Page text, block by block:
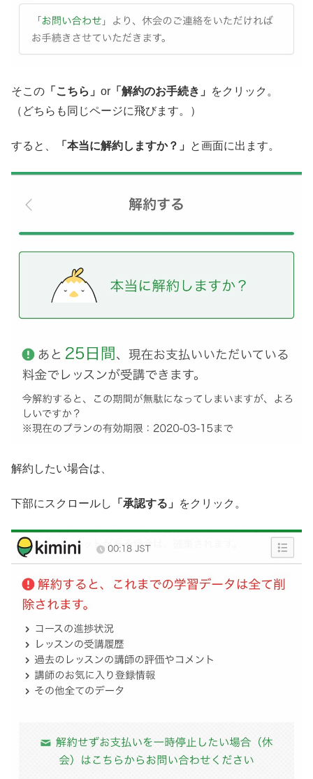
そこの 「こちら」 or 「解約のお手続き」
をクリック。
（どちらも同じページに飛びます。）
すると、 「本当に解約しますか？」 と画面に出ます。
解約したい場合は、
下部にスクロールし 「承認する」 をクリック。